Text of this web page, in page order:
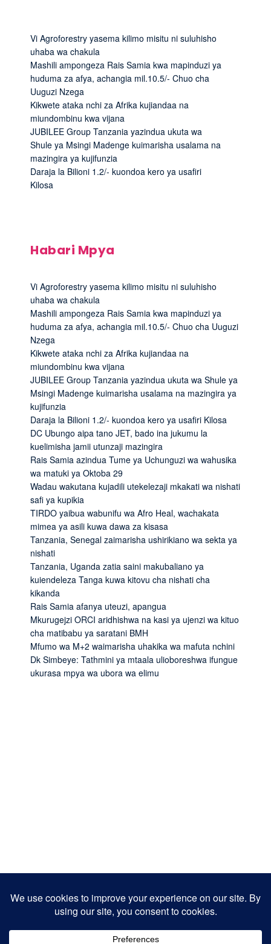
Vi Agroforestry yasema kilimo misitu ni suluhisho
uhaba wa chakula
Mashili ampongeza Rais Samia kwa mapinduzi ya
huduma za afya, achangia mil.10.5/- Chuo cha
Uuguzi Nzega
Kikwete ataka nchi za Afrika kujiandaa na
miundombinu kwa vijana
JUBILEE Group Tanzania yazindua ukuta wa
Shule ya Msingi Madenge kuimarisha usalama na
mazingira ya kujifunzia
Daraja la Bilioni 1.2/- kuondoa kero ya usafiri
Kilosa
Habari Mpya
Vi Agroforestry yasema kilimo misitu ni suluhisho
uhaba wa chakula
Mashili ampongeza Rais Samia kwa mapinduzi ya
huduma za afya, achangia mil.10.5/- Chuo cha Uuguzi
Nzega
Kikwete ataka nchi za Afrika kujiandaa na
miundombinu kwa vijana
JUBILEE Group Tanzania yazindua ukuta wa Shule ya
Msingi Madenge kuimarisha usalama na mazingira ya
kujifunzia
Daraja la Bilioni 1.2/- kuondoa kero ya usafiri Kilosa
DC Ubungo aipa tano JET, bado ina jukumu la
kuelimisha jamii utunzaji mazingira
Rais Samia azindua Tume ya Uchunguzi wa wahusika
wa matuki ya Oktoba 29
Wadau wakutana kujadili utekelezaji mkakati wa nishati
safi ya kupikia
TIRDO yaibua wabunifu wa Afro Heal, wachakata
mimea ya asili kuwa dawa za kisasa
Tanzania, Senegal zaimarisha ushirikiano wa sekta ya
nishati
Tanzania, Uganda zatia saini makubaliano ya
kuiendeleza Tanga kuwa kitovu cha nishati cha
kikanda
Rais Samia afanya uteuzi, apangua
Mkurugejzi ORCI aridhishwa na kasi ya ujenzi wa kituo
cha matibabu ya saratani BMH
Mfumo wa M+2 waimarisha uhakika wa mafuta nchini
Dk Simbeye: Tathmini ya mtaala ulioboreshwa ifungue
ukurasa mpya wa ubora wa elimu